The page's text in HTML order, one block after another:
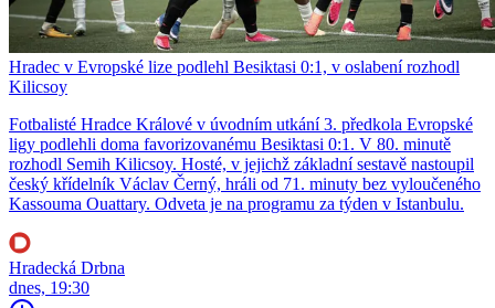
Hradec v Evropské lize podlehl Besiktasi 0:1, v oslabení rozhodl
Kilicsoy
Fotbalisté Hradce Králové v úvodním utkání 3. předkola Evropské
ligy podlehli doma favorizovanému Besiktasi 0:1. V 80. minutě
rozhodl Semih Kilicsoy. Hosté, v jejichž základní sestavě nastoupil
český křídelník Václav Černý, hráli od 71. minuty bez vyloučeného
Kassouma Ouattary. Odveta je na programu za týden v Istanbulu.
Hradecká Drbna
dnes, 19:30